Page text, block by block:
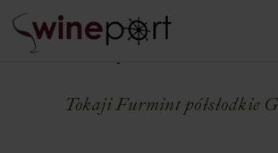
Home
Tokaji Furmint półsłodkie